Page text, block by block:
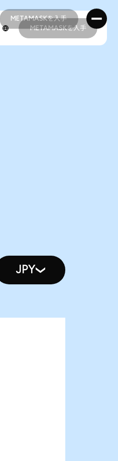
METAMASKを入手
METAMASKを入手
METAMASKを入手
JPY